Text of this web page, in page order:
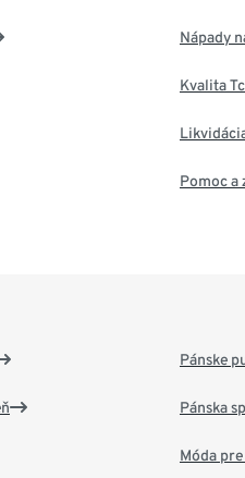
Nápady
Kvalita
Pomoc a
Pánske
Pánska
Móda